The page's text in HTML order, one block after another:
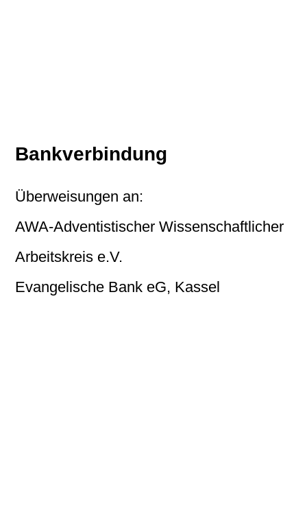
Bankverbindung
Überweisungen an:
AWA-Adventistischer Wissenschaftlicher
Arbeitskreis e.V.
Evangelische Bank eG, Kassel